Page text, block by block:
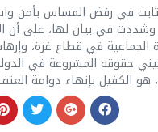
في رفض المساس بأمن
وشددت في بيان لها، على أن
الجماعية في قطاع غزة،
حقوقه المشروعة في
هو الكفيل بإنهاء دوامة